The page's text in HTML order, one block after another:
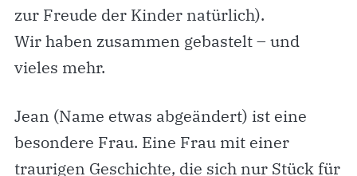
zur Freude der Kinder natürlich).
Wir haben zusammen gebastelt – und
vieles mehr.
Jean (Name etwas abgeändert) ist eine
besondere Frau. Eine Frau mit einer
traurigen Geschichte, die sich nur Stück für